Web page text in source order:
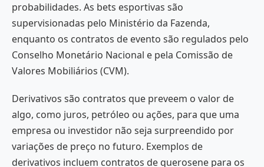
probabilidades. As bets esportivas são
supervisionadas pelo Ministério da Fazenda,
enquanto os contratos de evento são regulados pelo
Conselho Monetário Nacional e pela Comissão de
Valores Mobiliários (CVM).
Derivativos são contratos que preveem o valor de
algo, como juros, petróleo ou ações, para que uma
empresa ou investidor não seja surpreendido por
variações de preço no futuro. Exemplos de
derivativos incluem contratos de querosene para os